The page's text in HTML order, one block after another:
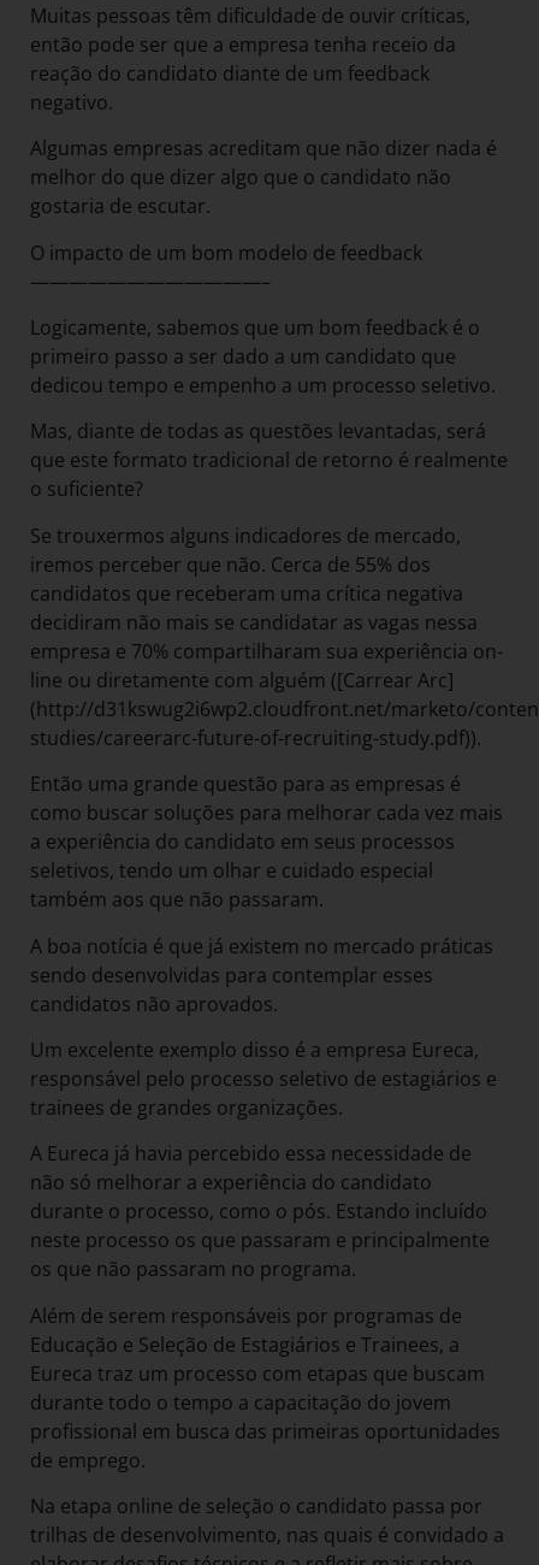
Muitas pessoas têm dificuldade de ouvir críticas,
então pode ser que a empresa tenha receio da
reação do candidato diante de um feedback
negativo.
Algumas empresas acreditam que não dizer nada é
melhor do que dizer algo que o candidato não
gostaria de escutar.
O impacto de um bom modelo de feedback
————————————–
Logicamente, sabemos que um bom feedback é o
primeiro passo a ser dado a um candidato que
dedicou tempo e empenho a um processo seletivo.
Mas, diante de todas as questões levantadas, será
que este formato tradicional de retorno é realmente
o suficiente?
Se trouxermos alguns indicadores de mercado,
iremos perceber que não. Cerca de 55% dos
candidatos que receberam uma crítica negativa
decidiram não mais se candidatar as vagas nessa
empresa e 70% compartilharam sua experiência on-
line ou diretamente com alguém ([Carrear Arc]
(http://d31kswug2i6wp2.cloudfront.net/marketo/
studies/careerarc-future-of-recruiting-study.pdf)).
Então uma grande questão para as empresas é
como buscar soluções para melhorar cada vez mais
a experiência do candidato em seus processos
seletivos, tendo um olhar e cuidado especial
também aos que não passaram.
A boa notícia é que já existem no mercado práticas
sendo desenvolvidas para contemplar esses
candidatos não aprovados.
Um excelente exemplo disso é a empresa Eureca,
responsável pelo processo seletivo de estagiários e
trainees de grandes organizações.
A Eureca já havia percebido essa necessidade de
não só melhorar a experiência do candidato
durante o processo, como o pós. Estando incluído
neste processo os que passaram e principalmente
os que não passaram no programa.
Além de serem responsáveis por programas de
Educação e Seleção de Estagiários e Trainees, a
Eureca traz um processo com etapas que buscam
durante todo o tempo a capacitação do jovem
profissional em busca das primeiras oportunidades
de emprego.
Na etapa online de seleção o candidato passa por
trilhas de desenvolvimento, nas quais é convidado a